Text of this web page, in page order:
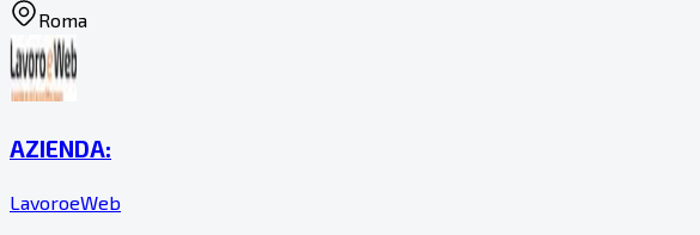
Roma
AZIENDA:
LavoroeWeb